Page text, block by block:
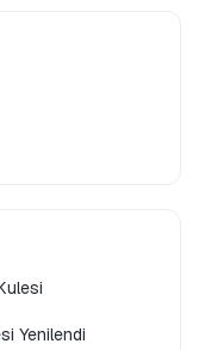
Yenilendi